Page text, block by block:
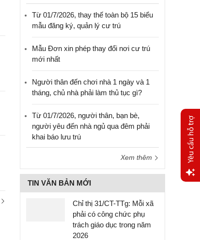
Từ 01/7/2026, thay thế toàn bộ 15 biểu
mẫu đăng ký, quản lý cư trú
Mẫu Đơn xin phép thay đổi nơi cư trú
mới nhất
Người thân đến chơi nhà 1 ngày và 1
tháng, chủ nhà phải làm thủ tục gì?
Từ 01/7/2026, người thân, bạn bè,
người yêu đến nhà ngủ qua đêm phải
khai báo lưu trú
Xem thêm
TIN VĂN BẢN MỚI
Chỉ thị 31/CT-TTg: Mỗi xã
phải có công chức phụ
trách giáo dục trong năm
2026